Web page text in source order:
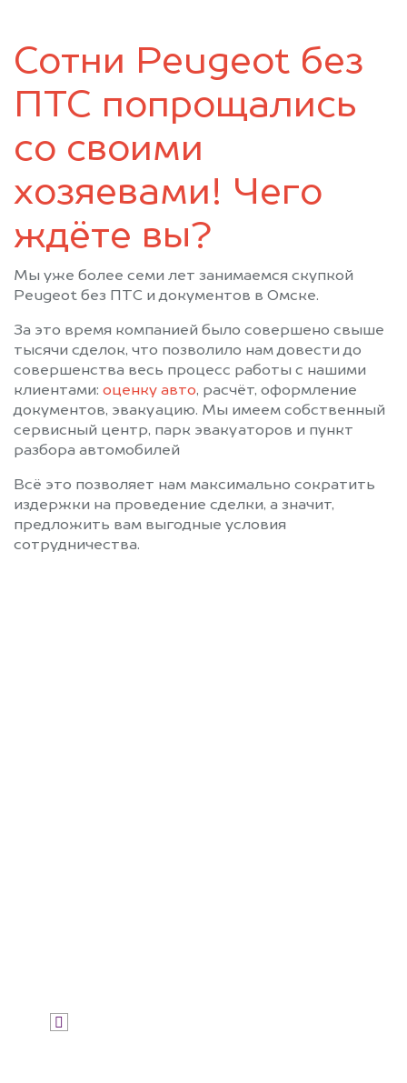
Усть-Ишим
Черлак
Шербакуль
Сотни Peugeot без
ПТС попрощались
со своими
хозяевами! Чего
ждёте вы?
Мы уже более семи лет занимаемся скупкой
Peugeot без ПТС и документов в Омске.
За это время компанией было совершено свыше
тысячи сделок, что позволило нам довести до
совершенства весь процесс работы с нашими
клиентами: оценку авто, расчёт, оформление
документов, эвакуацию. Мы имеем собственный
сервисный центр, парк эвакуаторов и пункт
разбора автомобилей
Всё это позволяет нам максимально сократить
издержки на проведение сделки, а значит,
предложить вам выгодные условия
сотрудничества.